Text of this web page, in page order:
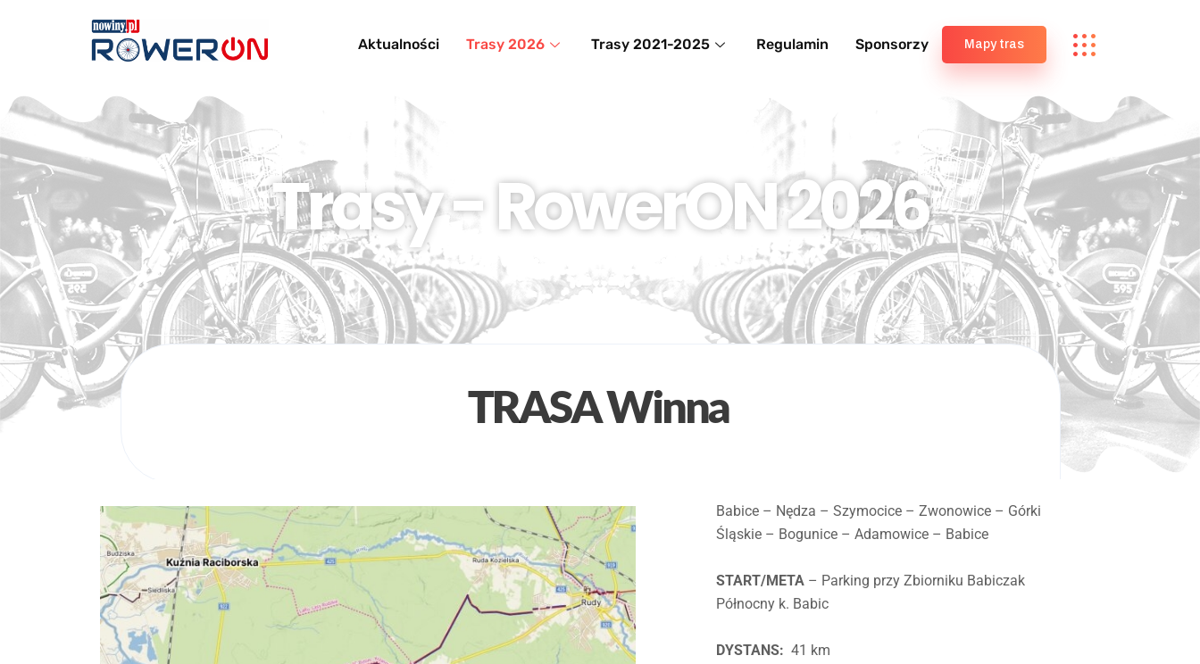
Aktualności Trasy 2026 Trasy 2021-2025 Regulamin Sponsorzy Mapy tras
Trasy - RowerON 2026
TRASA Winna
Babice – Nędza – Szymocice – Zwonowice – Górki
Śląskie – Bogunice – Adamowice – Babice
START/META– Parking przy Zbiorniku Babiczak
Północny k. Babic
DYSTANS: 41 km